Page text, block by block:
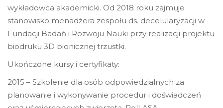
wykładowca akademicki. Od 2018 roku zajmuje
stanowisko menadżera zespołu ds. decelularyzacji w
Fundacji Badań i Rozwoju Nauki przy realizacji projektu
biodruku 3D bionicznej trzustki.
Ukończone kursy i certyfikaty:
2015 – Szkolenie dla osób odpowiedzialnych za
planowanie i wykonywanie procedur i doświadczeń